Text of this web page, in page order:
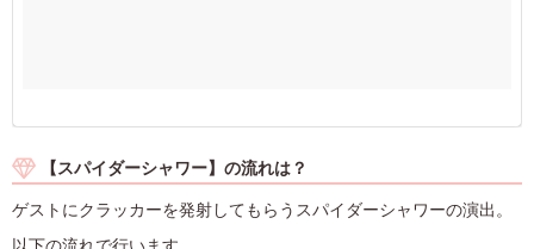
【スパイダーシャワー】の流れは？
ゲストにクラッカーを発射してもらうスパイダーシャワーの演出。